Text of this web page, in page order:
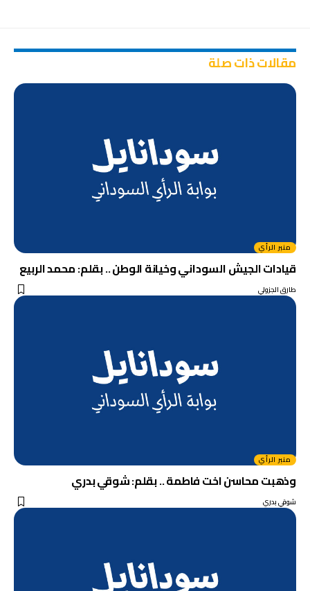
مقالات ذات صلة
منبر الرأي
قيادات الجيش السوداني وخيانة الوطن .. بقلم: محمد الربيع
طارق الجزولي
منبر الرأي
وذهبت محاسن اخت فاطمة .. بقلم: شوقي بدري
شوقي بدري